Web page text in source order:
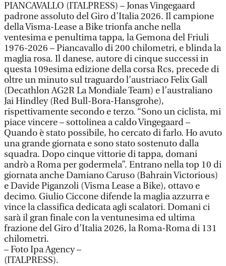
PIANCAVALLO (ITALPRESS) – Jonas Vingegaard
padrone assoluto del Giro d’Italia 2026. Il campione
della Visma-Lease a Bike trionfa anche nella
ventesima e penultima tappa, la Gemona del Friuli
1976-2026 – Piancavallo di 200 chilometri, e blinda la
maglia rosa. Il danese, autore di cinque successi in
questa 109esima edizione della corsa Rcs, precede di
oltre un minuto sul traguardo l’austriaco Felix Gall
(Decathlon AG2R La Mondiale Team) e l’australiano
Jai Hindley (Red Bull-Bora-Hansgrohe),
rispettivamente secondo e terzo. “Sono un ciclista, mi
piace vincere – sottolinea a caldo Vingegaard –
Quando è stato possibile, ho cercato di farlo. Ho avuto
una grande giornata e sono stato sostenuto dalla
squadra. Dopo cinque vittorie di tappa, domani
andrò a Roma per godermela”. Entrano nella top 10 di
giornata anche Damiano Caruso (Bahrain Victorious)
e Davide Piganzoli (Visma Lease a Bike), ottavo e
decimo. Giulio Ciccone difende la maglia azzurra e
vince la classifica dedicata agli scalatori. Domani ci
sarà il gran finale con la ventunesima ed ultima
frazione del Giro d’Italia 2026, la Roma-Roma di 131
chilometri.
– Foto Ipa Agency –
(ITALPRESS).